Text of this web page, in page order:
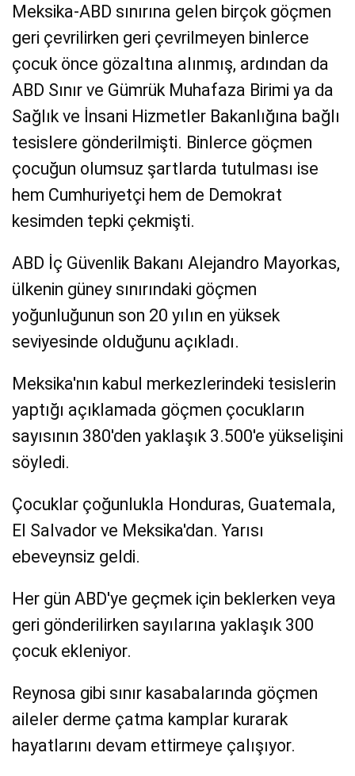
Meksika-ABD sınırına gelen birçok göçmen
geri çevrilirken geri çevrilmeyen binlerce
çocuk önce gözaltına alınmış, ardından da
ABD Sınır ve Gümrük Muhafaza Birimi ya da
Sağlık ve İnsani Hizmetler Bakanlığına bağlı
tesislere gönderilmişti. Binlerce göçmen
çocuğun olumsuz şartlarda tutulması ise
hem Cumhuriyetçi hem de Demokrat
kesimden tepki çekmişti.
ABD İç Güvenlik Bakanı Alejandro Mayorkas,
ülkenin güney sınırındaki göçmen
yoğunluğunun son 20 yılın en yüksek
seviyesinde olduğunu açıkladı.
Meksika'nın kabul merkezlerindeki tesislerin
yaptığı açıklamada göçmen çocukların
sayısının 380'den yaklaşık 3.500'e yükselişini
söyledi.
Çocuklar çoğunlukla Honduras, Guatemala,
El Salvador ve Meksika'dan. Yarısı
ebeveynsiz geldi.
Her gün ABD'ye geçmek için beklerken veya
geri gönderilirken sayılarına yaklaşık 300
çocuk ekleniyor.
Reynosa gibi sınır kasabalarında göçmen
aileler derme çatma kamplar kurarak
hayatlarını devam ettirmeye çalışıyor.